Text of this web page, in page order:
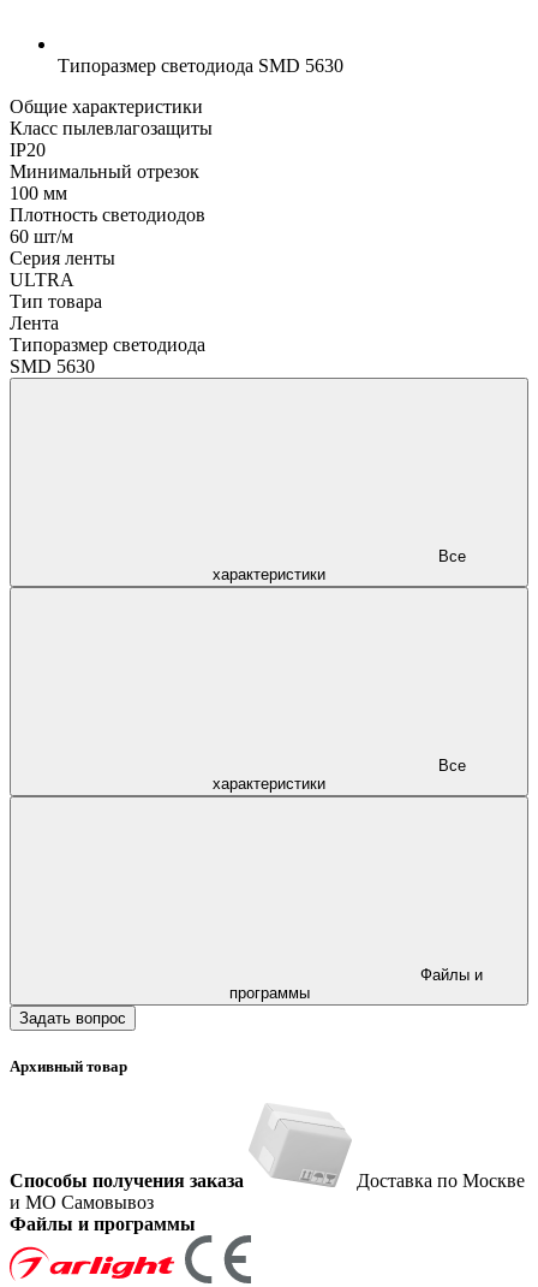
Типоразмер светодиода SMD 5630
Общие характеристики
Класс пылевлагозащиты
IP20
Минимальный отрезок
100 мм
Плотность светодиодов
60 шт/м
Серия ленты
ULTRA
Тип товара
Лента
Типоразмер светодиода
SMD 5630
характеристики
характеристики
программы
Задать вопрос
Архивный товар
Способы получения заказа
Доставка по Москве
и МО Самовывоз
Файлы и программы